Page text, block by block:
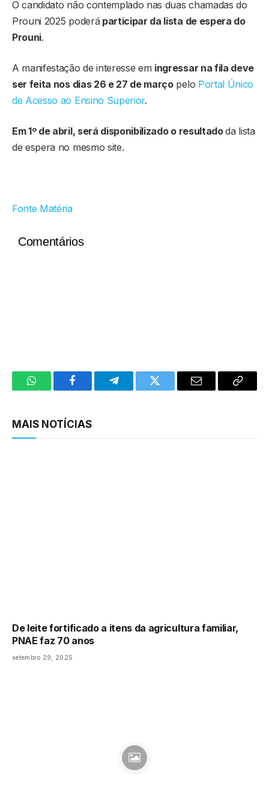
O candidato não contemplado nas duas chamadas do
Prouni 2025 poderá participar da lista de espera do
Prouni.
A manifestação de interesse em ingressar na fila deve
ser feita nos dias 26 e 27 de marçopelo Portal Único
de Acesso ao Ensino Superior.
Em 1º de abril, será disponibilizado o resultadoda lista
de espera no mesmo site.
Fonte Matéria
Comentários
WhatsAppFacebookTelegramTwitter Email
Copy
MAIS NOTÍCIAS
De leite fortificado a itens da agricultura familiar,
PNAE faz 70 anos
setembro 29, 2025